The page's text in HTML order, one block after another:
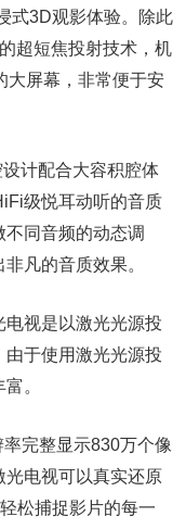
式3D观影体验。除此
超短焦投射技术，机
大屏幕，非常便于安
计配合大容积腔体
级悦耳动听的音质
同音频的动态调
凡的音质效果。
视是以激光光源投
于使用激光光源投
。
完整显示830万个像
光电视可以真实还原
松捕捉影片的每一